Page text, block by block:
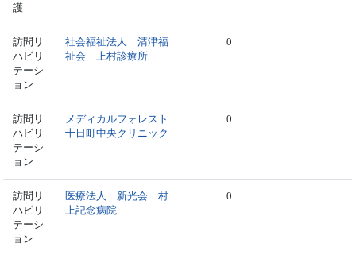
護
訪問リ
ハビリ
テーシ
ョン
社会福祉法人 清津福
祉会 上村診療所
0
訪問リ
ハビリ
テーシ
ョン
メディカルフォレスト
十日町中央クリニック
0
訪問リ
ハビリ
テーシ
ョン
医療法人 新光会 村
上記念病院
0